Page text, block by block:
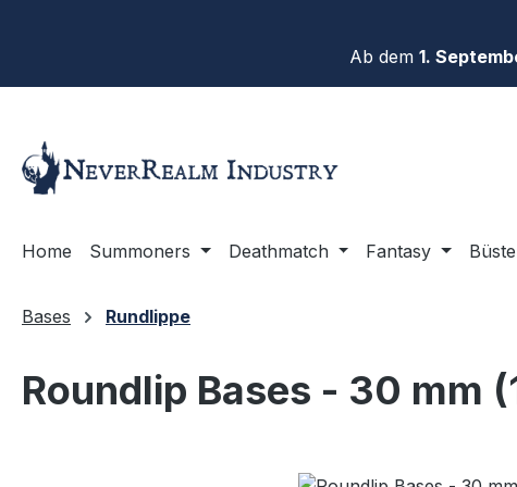
Ab dem 1.
Home Summoners Deathmatch Fantasy
Bases Rundlippe
Roundlip Bases - 30 mm